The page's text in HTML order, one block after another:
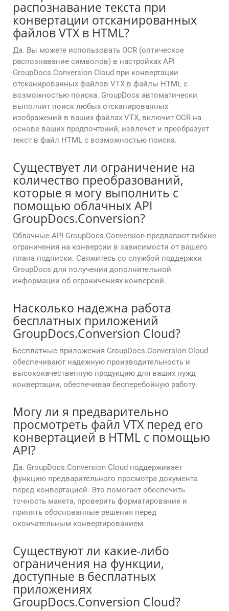
распознавание текста при
конвертации отсканированных
файлов VTX в HTML?
Да. Вы можете использовать OCR (оптическое
распознавание символов) в настройках API
GroupDocs.Conversion Cloud при конвертации
отсканированных файлов VTX в файлы HTML с
возможностью поиска. GroupDocs автоматически
выполнит поиск любых отсканированных
изображений в ваших файлах VTX, включит OCR на
основе ваших предпочтений, извлечет и преобразует
текст в файл HTML с возможностью поиска.
Существует ли ограничение на
количество преобразований,
которые я могу выполнить с
помощью облачных API
GroupDocs.Conversion?
Облачные API GroupDocs.Conversion предлагают гибкие
ограничения на конверсии в зависимости от вашего
плана подписки. Свяжитесь со службой поддержки
GroupDocs для получения дополнительной
информации об ограничениях конверсий.
Насколько надежна работа
бесплатных приложений
GroupDocs.Conversion Cloud?
Бесплатные приложения GroupDocs.Conversion Cloud
обеспечивают надежную производительность и
высококачественную продукцию для ваших нужд
конвертации, обеспечивая бесперебойную работу.
Могу ли я предварительно
просмотреть файл VTX перед его
конвертацией в HTML с помощью
API?
Да. GroupDocs.Conversion Cloud поддерживает
функцию предварительного просмотра документа
перед конвертацией. Это помогает обеспечить
точность макета, проверить форматирование и
принять обоснованные решения перед
окончательным конвертированием.
Существуют ли какие-либо
ограничения на функции,
доступные в бесплатных
приложениях
GroupDocs.Conversion Cloud?